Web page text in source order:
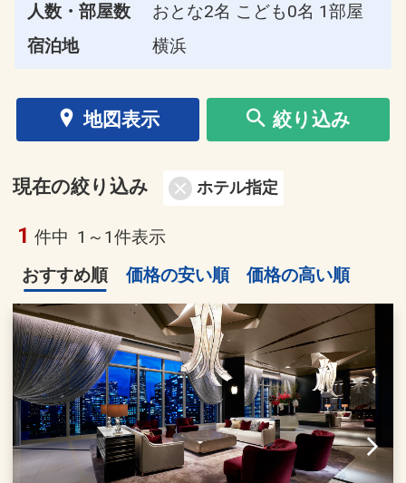
人数・部屋数
おとな2名 こども0名 1部屋
宿泊地
横浜
地図表示 絞り込み
現在の絞り込み ホテル指定
1 件中 1～1件表示
おすすめ順
価格の安い順 価格の高い順